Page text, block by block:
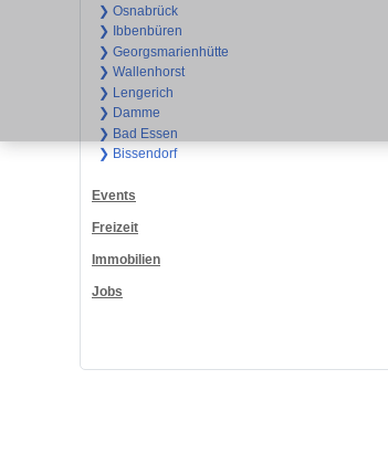
❯ Osnabrück
❯ Ibbenbüren
❯ Georgsmarienhütte
❯ Wallenhorst
❯ Lengerich
❯ Damme
❯ Bad Essen
❯ Bissendorf
Events
Freizeit
Immobilien
Jobs